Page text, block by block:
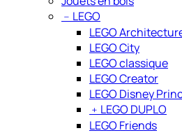
﹣ LEGO
LEGO
LEGO City
LEGO classique
LEGO Creator
LEGO Disney
﹢ LEGO DUPLO
LEGO Friends